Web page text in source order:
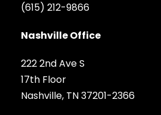
(615) 212-9866
Nashville Office
222 2nd Ave S
17th Floor
Nashville, TN 37201-2366